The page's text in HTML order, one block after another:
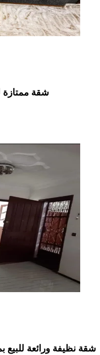
شقة ممتازة
شقة نظيفة ورائعة